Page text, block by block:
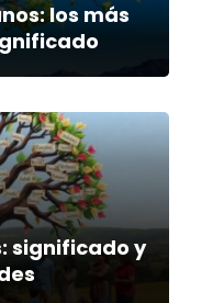
los más
significado y